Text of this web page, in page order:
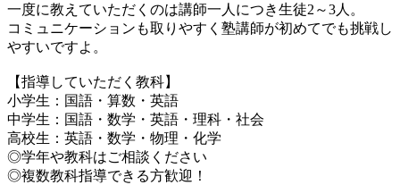
一度に教えていただくのは講師一人につき生徒2～3人。
コミュニケーションも取りやすく塾講師が初めてでも挑戦し
やすいですよ。
【指導していただく教科】
小学生：国語・算数・英語
中学生：国語・数学・英語・理科・社会
高校生：英語・数学・物理・化学
◎学年や教科はご相談ください
◎複数教科指導できる方歓迎！